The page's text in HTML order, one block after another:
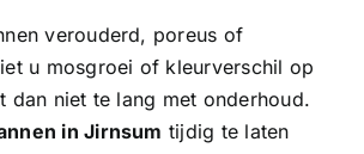
verouderd, poreus of
u mosgroei of kleurverschil op
dan niet te lang met onderhoud.
in Jirnsum tijdig te laten